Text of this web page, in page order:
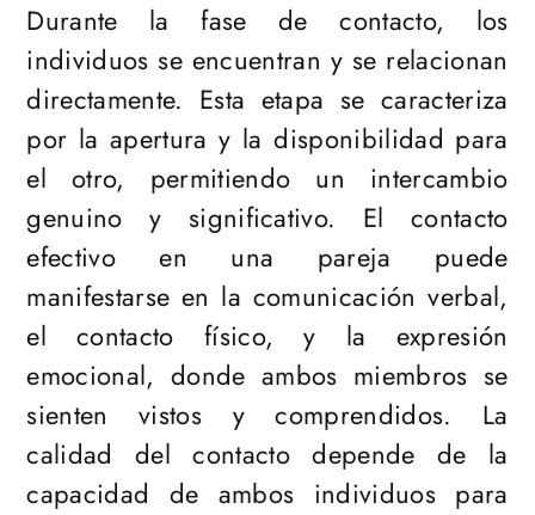
Durante la fase de contacto, los
individuos se encuentran y se relacionan
directamente. Esta etapa se caracteriza
por la apertura y la disponibilidad para
el otro, permitiendo un intercambio
genuino y significativo. El contacto
efectivo en una pareja puede
manifestarse en la comunicación verbal,
el contacto físico, y la expresión
emocional, donde ambos miembros se
sienten vistos y comprendidos. La
calidad del contacto depende de la
capacidad de ambos individuos para